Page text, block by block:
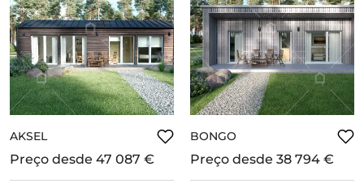
AKSEL
Preço desde 47 087 €
BONGO
Preço desde 38 794 €